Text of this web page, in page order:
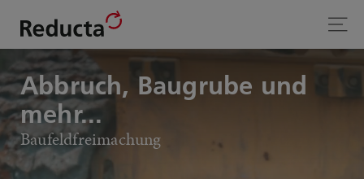
Abbruch, Baugrube und
mehr...
Bau­feld­frei­ma­chung